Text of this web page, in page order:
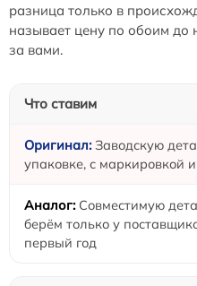
разница только в
называет цену по обоим до
за вами.
Что ставим
Заводскую
упаковке, с маркировкой
Совместимую
берём только у
первый год